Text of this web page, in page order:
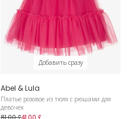
Добавить сразу
Abel & Lula
Платье розовое из тюля с рюшами для
девочек